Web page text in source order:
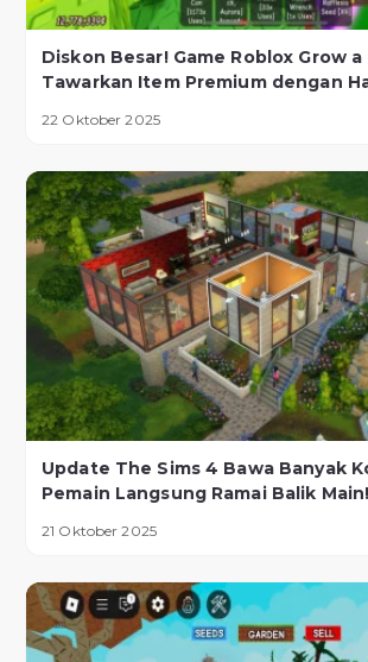
Diskon Besar! Game Roblox Grow a
Tawarkan Item Premium dengan
22 Oktober 2025
Update The Sims 4 Bawa Banyak
Pemain Langsung Ramai Balik Main!
21 Oktober 2025